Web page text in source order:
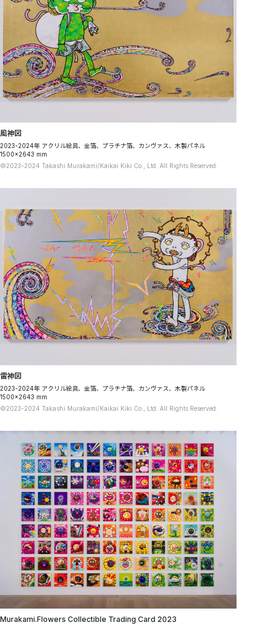
風神図
2023-2024年 アクリル絵具、金箔、プラチナ箔、カンヴァス、木製パネル
1500×2643 mm
©2023-2024 Takashi Murakami/Kaikai Kiki Co., Ltd. All Rights Reserved.
雷神図
2023-2024年 アクリル絵具、金箔、プラチナ箔、カンヴァス、木製パネル
1500×2643 mm
©2023-2024 Takashi Murakami/Kaikai Kiki Co., Ltd. All Rights Reserved.
Murakami.Flowers Collectible Trading Card 2023